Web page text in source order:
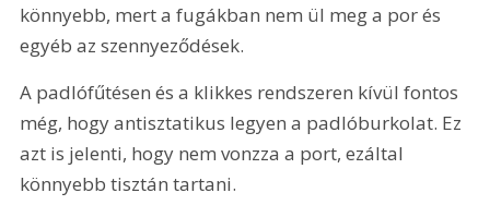
könnyebb, mert a fugákban nem ül meg a por és
egyéb az szennyeződések.
A padlófűtésen és a klikkes rendszeren kívül fontos
még, hogy antisztatikus legyen a padlóburkolat. Ez
azt is jelenti, hogy nem vonzza a port, ezáltal
könnyebb tisztán tartani.